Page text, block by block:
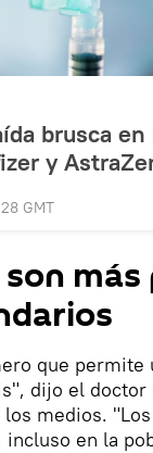
brusca
y
GMT
que permite
dijo el doctor
medios.
en la